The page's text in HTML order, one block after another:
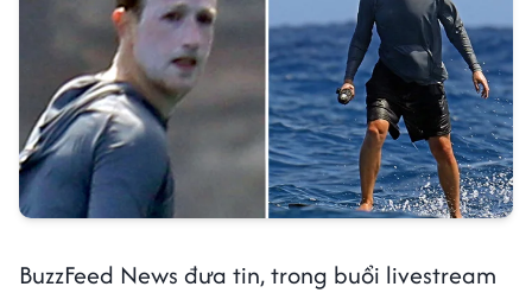
BuzzFeed News đưa tin, trong buổi livestream